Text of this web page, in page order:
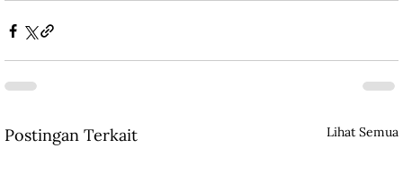
Postingan Terkait Lihat Semua